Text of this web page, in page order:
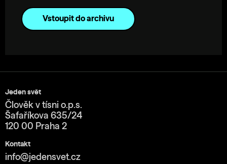
Vstoupit do archivu
Jeden svět
Člověk v tísni o.p.s.
Šafaříkova 635/24
120 00 Praha 2
Kontakt
info@jedensvet.cz